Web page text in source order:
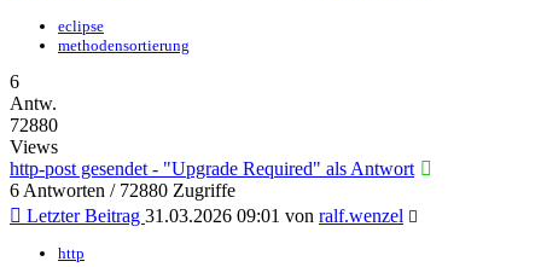
eclipse
methodensortierung
6
Antw.
72880
Views
http-post gesendet - "Upgrade Required" als Antwort
6 Antworten / 72880 Zugriffe
Letzter Beitrag 31.03.2026 09:01 von ralf.wenzel
http